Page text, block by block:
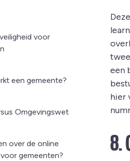
voor
een gemeente?
Omgevingswet
over de online
gemeenten?
een
hier
8.